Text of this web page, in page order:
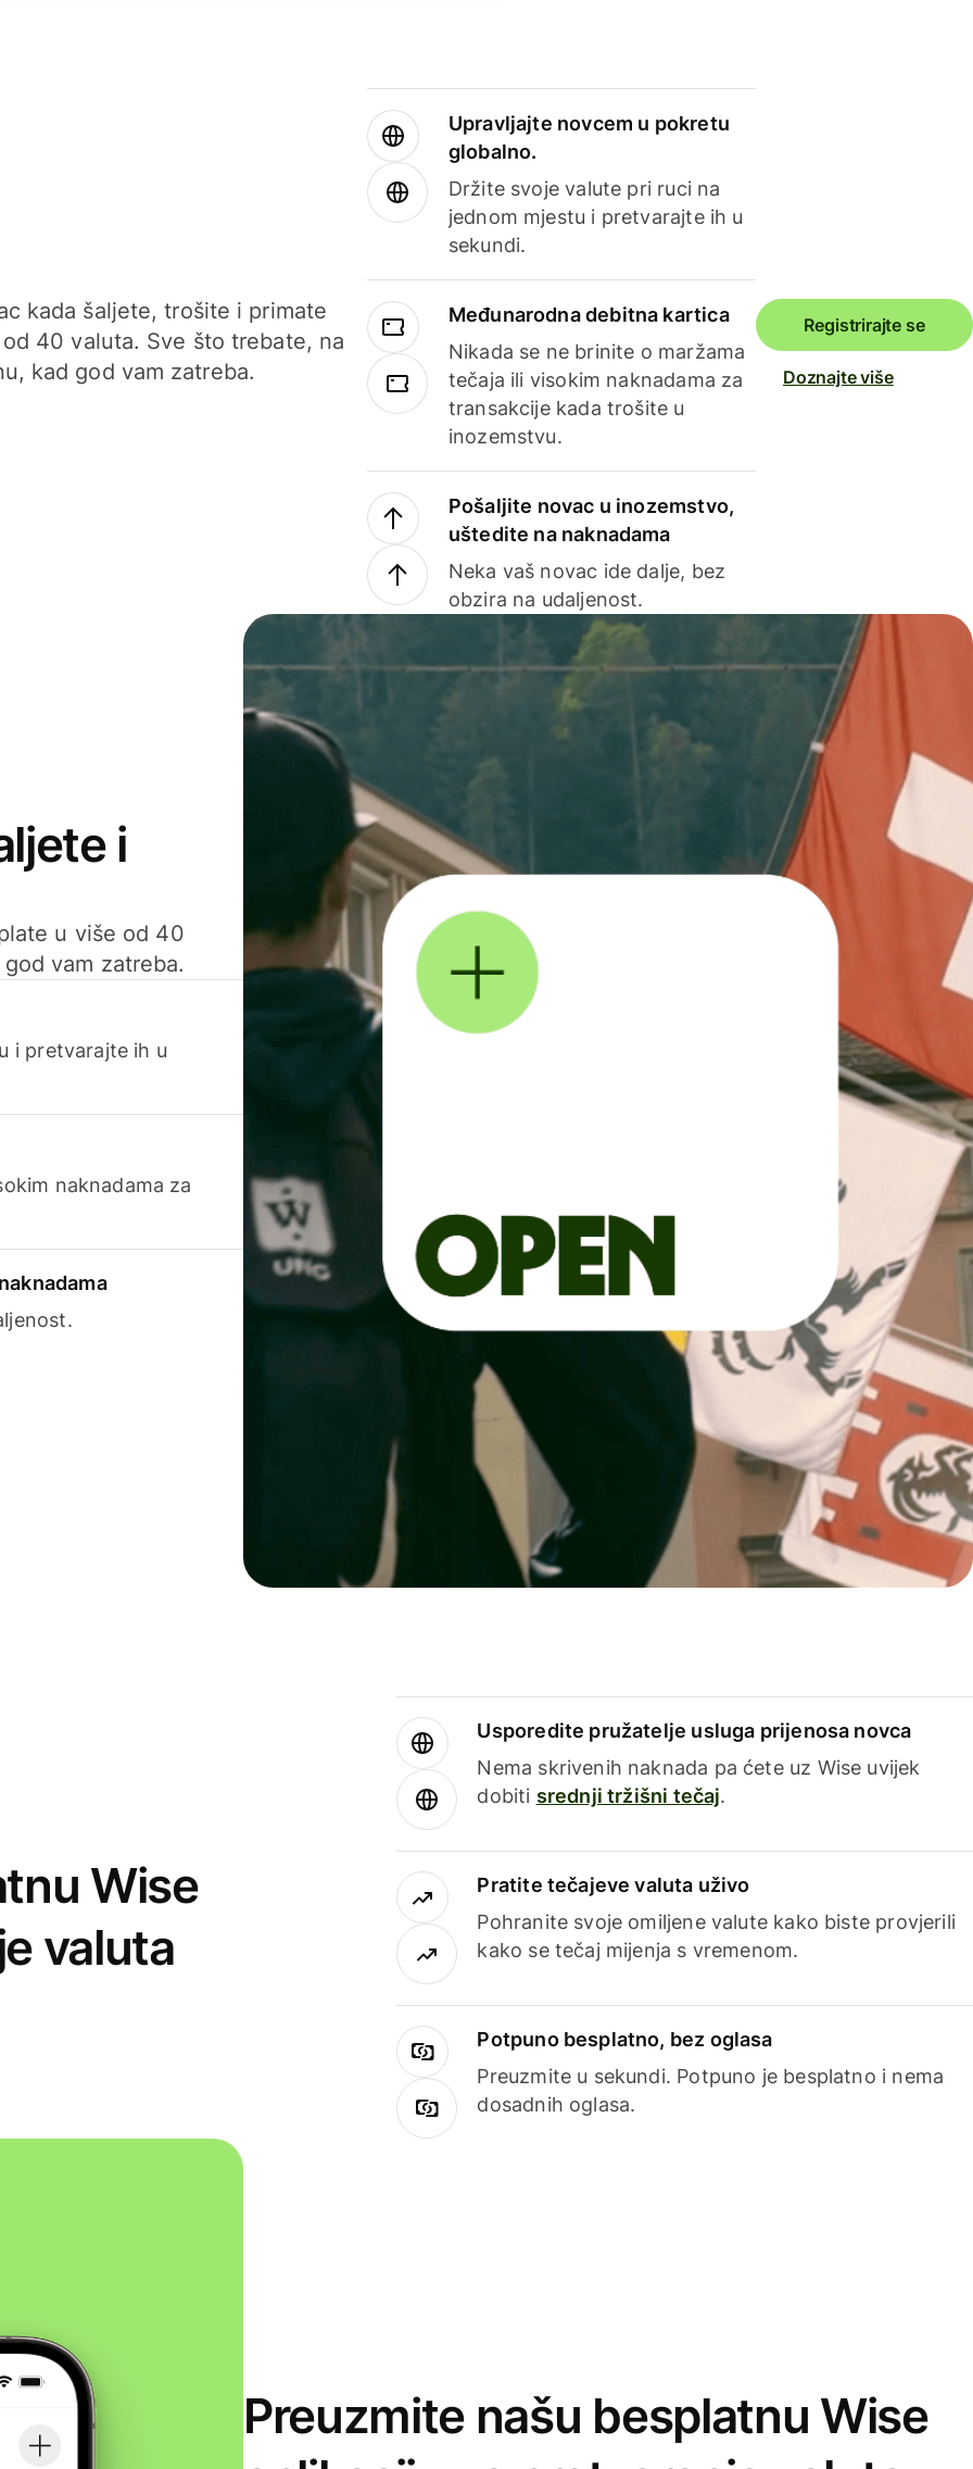
kada šaljete, trošite i primate
40 valuta. Sve što trebate, na
kad god vam zatreba.
Upravljajte novcem u pokretu
globalno.
Držite svoje valute pri ruci na
jednom mjestu i pretvarajte ih u
sekundi.
Međunarodna debitna kartica
Nikada se ne brinite o maržama
tečaja ili visokim naknadama za
transakcije kada trošite u
inozemstvu.
Pošaljite novac u inozemstvo,
uštedite na naknadama
Neka vaš novac ide dalje, bez
obzira na udaljenost.
Registrirajte se
Doznajte više
i
u više od 40
vam zatreba.
i pretvarajte ih u
naknadama za
Wise
valuta
Usporedite pružatelje usluga prijenosa novca
Nema skrivenih naknada pa ćete uz Wise uvijek
dobiti srednji tržišni tečaj.
Pratite tečajeve valuta uživo
Pohranite svoje omiljene valute kako biste provjerili
kako se tečaj mijenja s vremenom.
Potpuno besplatno, bez oglasa
Preuzmite u sekundi. Potpuno je besplatno i nema
dosadnih oglasa.
Preuzmite našu besplatnu Wise